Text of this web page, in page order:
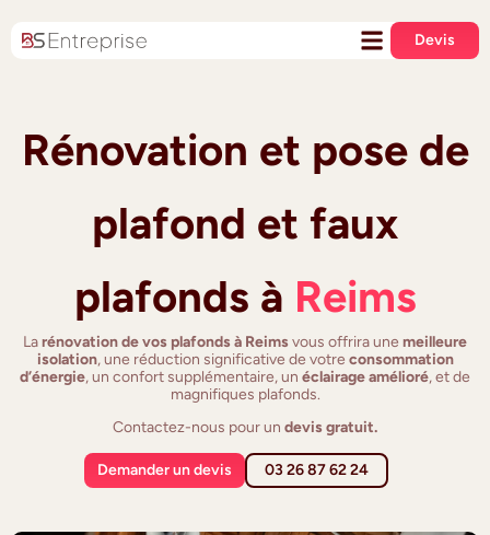
Devis
Rénovation et pose de
plafond et faux
plafonds à Reims
Larénovation de vos plafonds à Reims vous offrira une meilleure
isolation, une réduction significative de votre consommation
d’énergie, un confort supplémentaire, un éclairage amélioré, et de
magnifiques plafonds.
Contactez-nous pour un devis gratuit.
Demander un devis 03 26 87 62 24